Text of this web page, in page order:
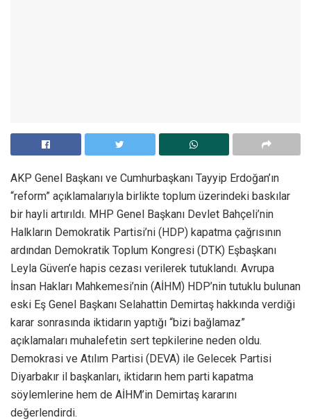
AKP Genel Başkanı ve Cumhurbaşkanı Tayyip Erdoğan’ın
“reform” açıklamalarıyla birlikte toplum üzerindeki baskılar
bir hayli artırıldı. MHP Genel Başkanı Devlet Bahçeli’nin
Halkların Demokratik Partisi’ni (HDP) kapatma çağrısının
ardından Demokratik Toplum Kongresi (DTK) Eşbaşkanı
Leyla Güven’e hapis cezası verilerek tutuklandı. Avrupa
İnsan Hakları Mahkemesi’nin (AİHM) HDP’nin tutuklu bulunan
eski Eş Genel Başkanı Selahattin Demirtaş hakkında verdiği
karar sonrasında iktidarın yaptığı “bizi bağlamaz”
açıklamaları muhalefetin sert tepkilerine neden oldu.
Demokrasi ve Atılım Partisi (DEVA) ile Gelecek Partisi
Diyarbakır il başkanları, iktidarın hem parti kapatma
söylemlerine hem de AİHM’in Demirtaş kararını
değerlendirdi.